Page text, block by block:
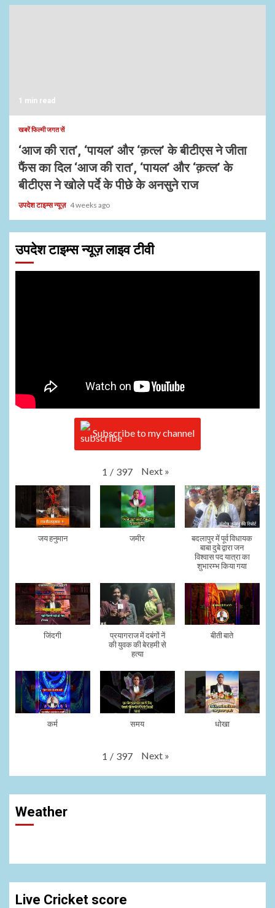
1 min read
खबरें फिल्मी जगत सें
‘आज की रात’, ‘पायल’ और ‘क़त्ल’ के बीटीएस ने जीता
फैंस का दिल ‘आज की रात’, ‘पायल’ और ‘क़त्ल’ के
बीटीएस ने खोले पर्दे के पीछे के अनसुने राज
उपदेश टाइम्स न्यूज़ 4 weeks ago
उपदेश टाइम्स न्यूज़ लाइव टीवी
Subscribe to my channel
1 / 397 Next »
जय हनुमान जमीर
बदलापुर में पूर्व विधायक
बाबा दुबे द्वारा जन
विश्वास पद यात्रा का
शुभारम्भ किया गया
जिंदगी
प्रयागराज में दबंगों नें
की युवक की बेरहमी से
हत्या
बीती बाते
कर्म समय धोखा
1 / 397 Next »
Weather
Live Cricket score